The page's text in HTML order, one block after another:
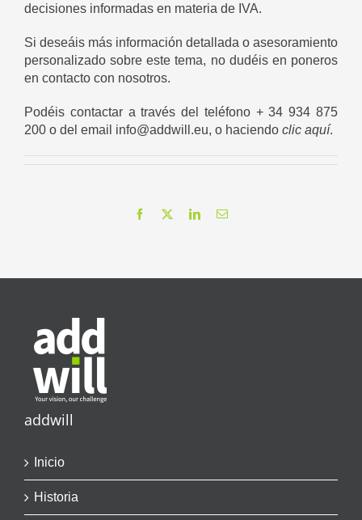
decisiones informadas en materia de IVA.
Si deseáis más información detallada o asesoramiento
personalizado sobre este tema, no dudéis en poneros
en contacto con nosotros.
Podéis contactar a través del teléfono + 34 934 875
200 o del email info@addwill.eu, o haciendo clic aquí.
Facebook LinkedInCorreo
addwill
Inicio
Historia